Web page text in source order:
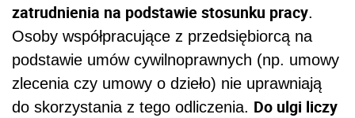
zatrudnienia na podstawie stosunku pracy.
Osoby współpracujące z przedsiębiorcą na
podstawie umów cywilnoprawnych (np. umowy
zlecenia czy umowy o dzieło) nie uprawniają
do skorzystania z tego odliczenia. Do ulgi liczy